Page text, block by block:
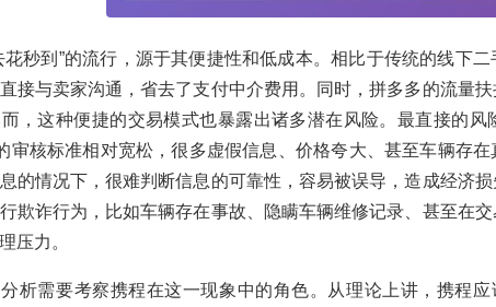
花秒到”的流行，源于其便捷性和低成本。相比于传统的线下
接与卖家沟通，省去了支付中介费用。同时，拼多多的流量
，这种便捷的交易模式也暴露出诸多潜在风险。最直接的风
审核标准相对宽松，很多虚假信息、价格夸大、甚至车辆存
的情况下，很难判断信息的可靠性，容易被误导，造成经济
欺诈行为，比如车辆存在事故、隐瞒车辆维修记录、甚至在
压力。
析需要考察携程在这一现象中的角色。从理论上讲，携程应